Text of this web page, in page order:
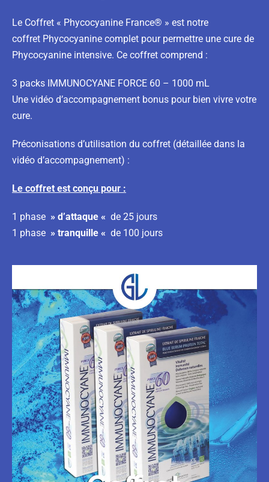
Le Coffret « Phycocyanine France® » est notre
coffret Phycocyanine complet pour permettre une cure de
Phycocyanine intensive. Ce coffret comprend :
3 packs IMMUNOCYANE FORCE 60 – 1000 mL
Une vidéo d’accompagnement bonus pour bien vivre votre
cure.
Préconisations d’utilisation du coffret (détaillée dans la
vidéo d’accompagnement) :
Le coffret est conçu pour :
1 phase » d’attaque « de 25 jours
1 phase » tranquille « de 100 jours